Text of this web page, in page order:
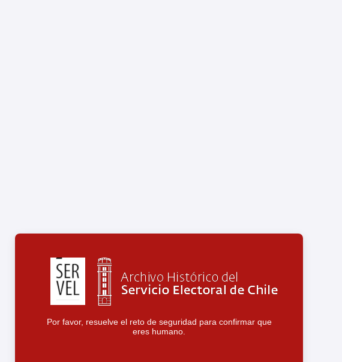
Por favor, resuelve el reto de seguridad para confirmar que
eres humano.